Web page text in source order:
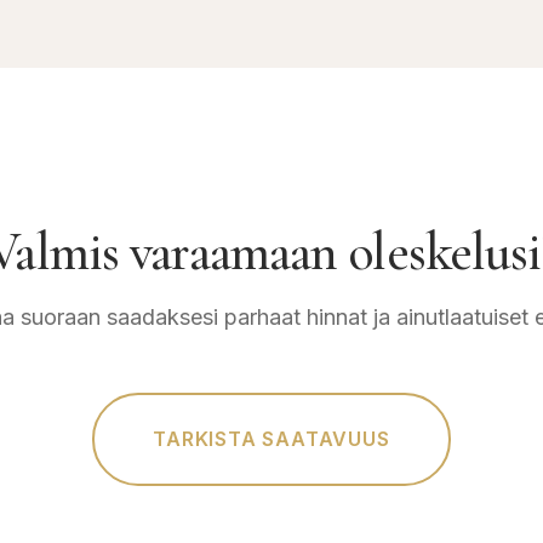
varaamaan
suoraan saadaksesi parhaat hinnat ja ainutlaatuiset
TARKISTA SAATAVUUS